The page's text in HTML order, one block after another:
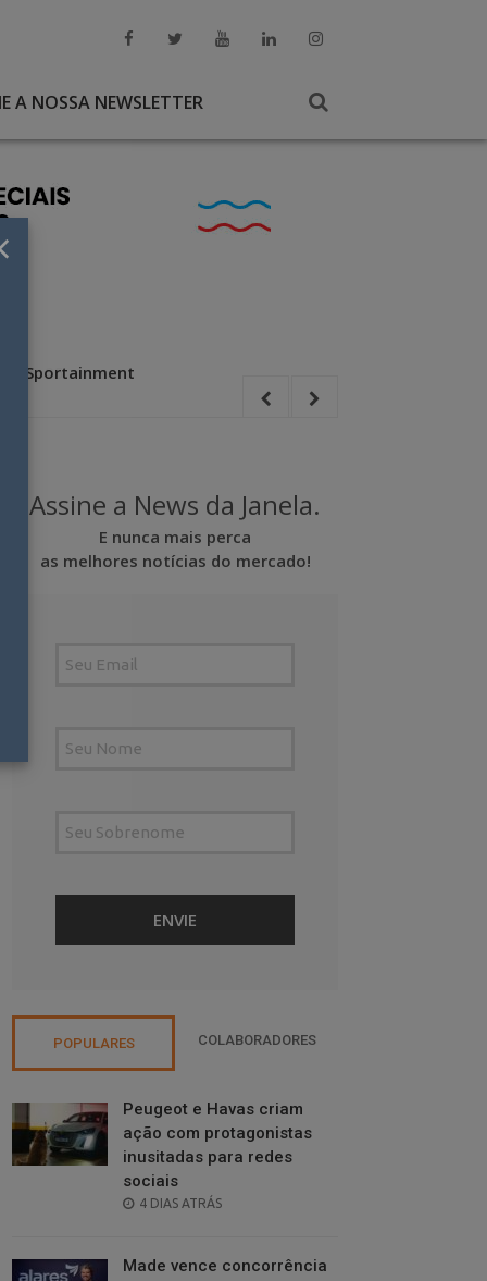
A NOSSA NEWSLETTER
Sportainment
Assine a News da Janela.
E nunca mais perca
as melhores notícias do mercado!
POPULARES COLABORADORES
Peugeot e Havas criam
ação com protagonistas
inusitadas para redes
sociais
POSTED
4 DIAS ATRÁS
Made vence concorrência